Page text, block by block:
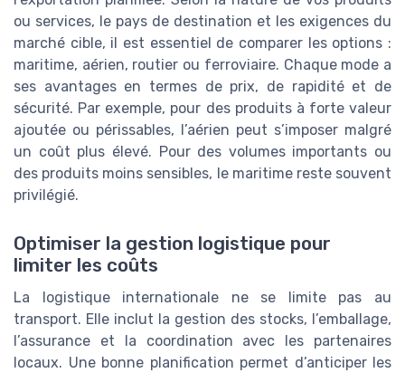
ou services, le pays de destination et les exigences du
marché cible, il est essentiel de comparer les options :
maritime, aérien, routier ou ferroviaire. Chaque mode a
ses avantages en termes de prix, de rapidité et de
sécurité. Par exemple, pour des produits à forte valeur
ajoutée ou périssables, l’aérien peut s’imposer malgré
un coût plus élevé. Pour des volumes importants ou
des produits moins sensibles, le maritime reste souvent
privilégié.
Optimiser la gestion logistique pour
limiter les coûts
La logistique internationale ne se limite pas au
transport. Elle inclut la gestion des stocks, l’emballage,
l’assurance et la coordination avec les partenaires
locaux. Une bonne planification permet d’anticiper les